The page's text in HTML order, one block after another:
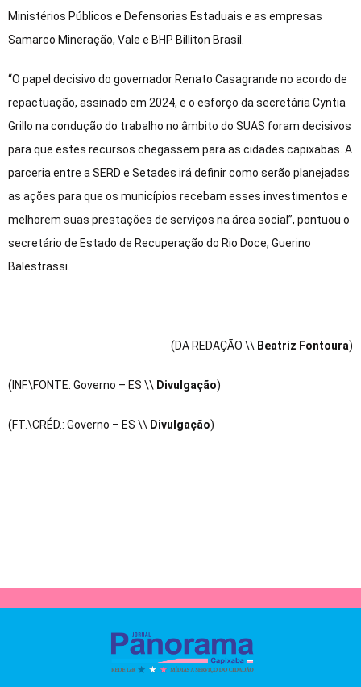
Ministérios Públicos e Defensorias Estaduais e as empresas
Samarco Mineração, Vale e BHP Billiton Brasil.
“O papel decisivo do governador Renato Casagrande no acordo de
repactuação, assinado em 2024, e o esforço da secretária Cyntia
Grillo na condução do trabalho no âmbito do SUAS foram decisivos
para que estes recursos chegassem para as cidades capixabas. A
parceria entre a SERD e Setades irá definir como serão planejadas
as ações para que os municípios recebam esses investimentos e
melhorem suas prestações de serviços na área social”, pontuou o
secretário de Estado de Recuperação do Rio Doce, Guerino
Balestrassi.
(DA REDAÇÃO \\ Beatriz Fontoura)
(INF.\FONTE: Governo – ES \\ Divulgação)
(FT.\CRÉD.: Governo – ES \\ Divulgação)